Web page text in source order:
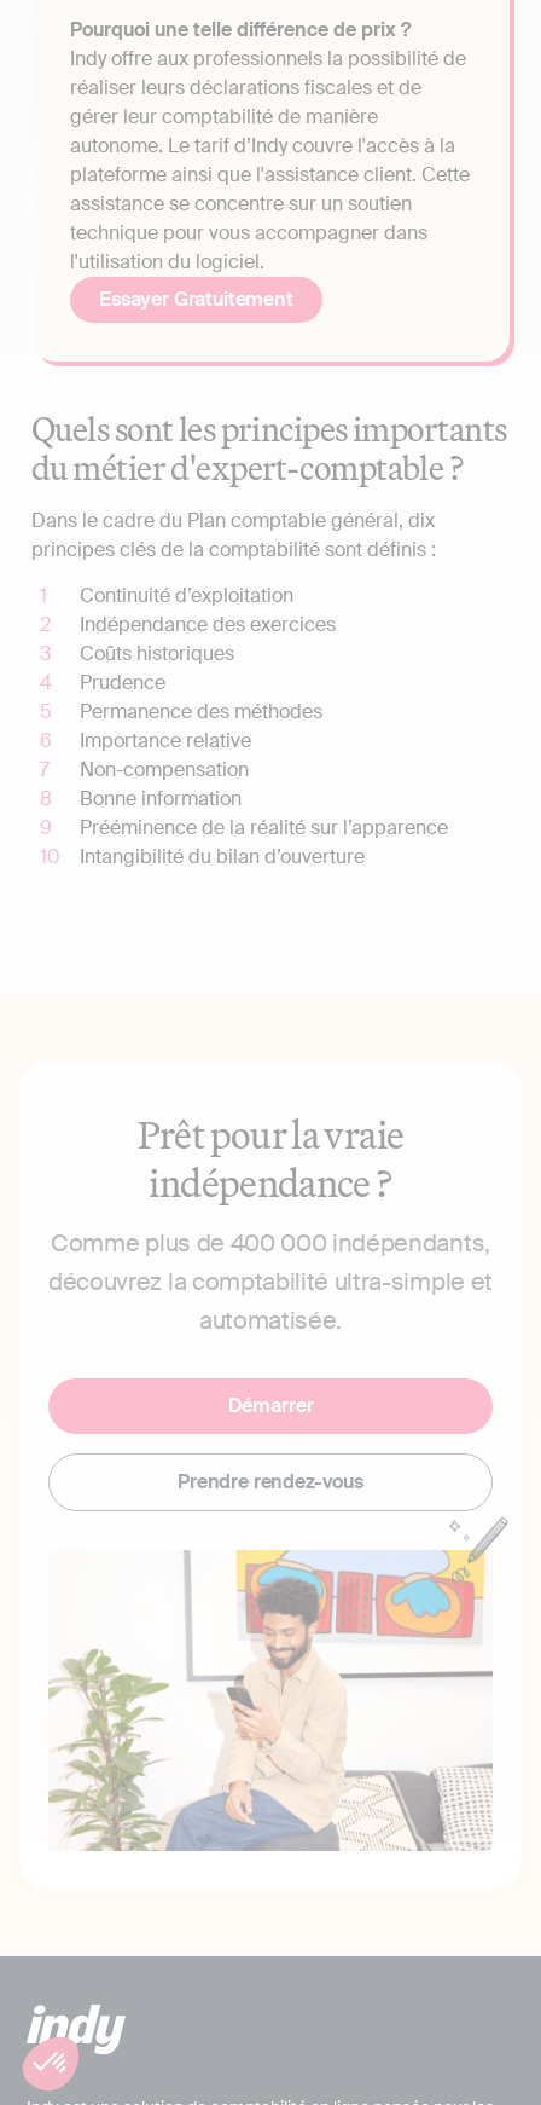
Pourquoi une telle différence de prix ?
Indy offre aux professionnels la possibilité de
réaliser leurs déclarations fiscales et de
gérer leur comptabilité de manière
autonome. Le tarif d’Indy couvre l'accès à la
plateforme ainsi que l'assistance client. Cette
assistance se concentre sur un soutien
technique pour vous accompagner dans
l'utilisation du logiciel.
Essayer Gratuitement
Quels sont les principes importants
du métier d'expert-comptable ?
Dans le cadre du Plan comptable général, dix
principes clés de la comptabilité sont définis :
Continuité d’exploitation
Indépendance des exercices
Coûts historiques
Prudence
Permanence des méthodes
Importance relative
Non-compensation
Bonne information
Prééminence de la réalité sur l’apparence
Intangibilité du bilan d’ouverture
Prêt pour la vraie
indépendance ?
Comme plus de 400 000 indépendants,
découvrez la comptabilité ultra-simple et
automatisée.
Démarrer
Prendre rendez-vous